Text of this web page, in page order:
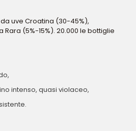
uve Croatina (30-45%),
(5%-15%). 20.000 le bottiglie
intenso, quasi violaceo,